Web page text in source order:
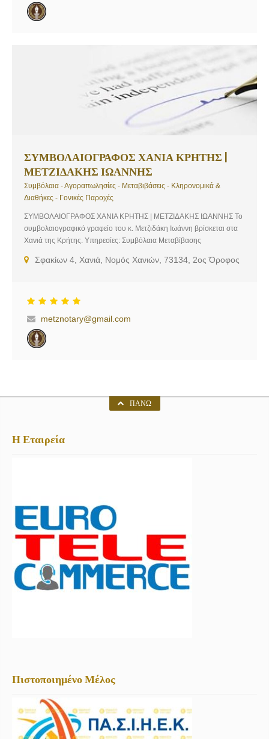
ΣΥΜΒΟΛΑΙΟΓΡΑΦΟΣ ΧΑΝΙΑ ΚΡΗΤΗΣ |
ΜΕΤΖΙΔΑΚΗΣ ΙΩΑΝΝΗΣ
Συμβόλαια - Αγοραπωλησίες - Μεταβιβάσεις - Κληρονομικά &
Διαθήκες - Γονικές Παροχές
ΣΥΜΒΟΛΑΙΟΓΡΑΦΟΣ ΧΑΝΙΑ ΚΡΗΤΗΣ | ΜΕΤΖΙΔΑΚΗΣ ΙΩΑΝΝΗΣ Το
συμβολαιογραφικό γραφείο του κ. Μετζιδάκη Ιωάννη βρίσκεται στα
Χανιά της Κρήτης. Υπηρεσίες: Συμβόλαια Μεταβίβασης
Ακινήτων, Συστάσεις Οριζόντιας και Κάθετης Ιδιοκτησίας),
Συμβουλευτικές Υπηρεσίες, Εξαλείψεις Υποθήκης, Μισθώσεις,
Πράξεις Αποδοχής Κληρονομιάς, Πράξεις Παραχώρησης, Σύμφωνα
Συμβίωσης, Πράξεις Αναγνώρισης Τέκνου
Σφακίων 4, Χανιά, Νομός Χανιών, 73134, 2ος Όροφος
metznotary@gmail.com
ΠΆΝΩ
Η Εταιρεία
Πιστοποιημένο Μέλος